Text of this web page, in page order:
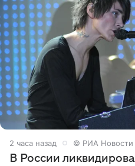
2 часа назад © РИА Новости
В России